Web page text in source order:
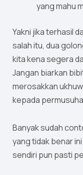
yang mahu
Yakni jika terhasil
salah itu, dua
kita kena segera
Jangan biarkan
merosakkan
kepada
Banyak sudah
yang tidak benar
sendiri pun pasti